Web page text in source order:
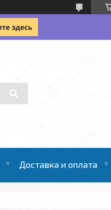
Доставка и оплата